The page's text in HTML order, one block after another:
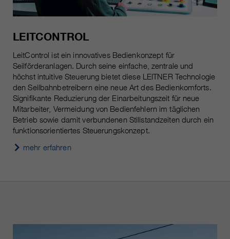
LEITCONTROL
LeitControl ist ein innovatives Bedienkonzept für
Seilförderanlagen. Durch seine einfache, zentrale und
höchst intuitive Steuerung bietet diese LEITNER Technologie
den Seilbahnbetreibern eine neue Art des Bedienkomforts.
Signifikante Reduzierung der Einarbeitungszeit für neue
Mitarbeiter, Vermeidung von Bedienfehlern im täglichen
Betrieb sowie damit verbundenen Stillstandzeiten durch ein
funktionsorientiertes Steuerungskonzept.
mehr erfahren